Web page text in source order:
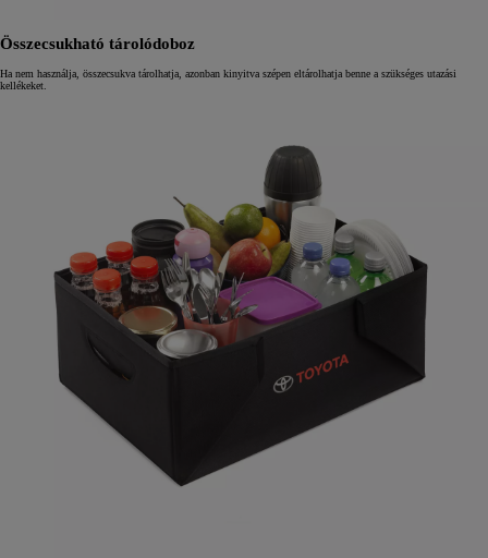
Összecsukható tárolódoboz
Ha nem használja, összecsukva tárolhatja, azonban kinyitva szépen eltárolhatja benne a szükséges utazási
kellékeket.